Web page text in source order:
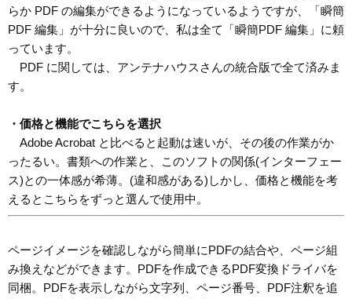
らか PDF の編集ができるようになっているようですが、「瞬簡
PDF 編集」が十分に良いので、私は全て「瞬簡PDF 編集」に頼
っています。
PDF に関しては、アンテナハウスさんの統合版で全て済みま
す。
・価格と機能でこちらを選択
Adobe Acrobat と比べると起動は速いが、その後の作業がか
ったるい。書類への作業と、このソフトの関係(インターフェー
ス)との一体感が希薄。(違和感がある)しかし、価格と機能を考
えるとこちらをずっと選んで使用中。
ページイメージを確認しながら簡単にPDFの結合や、ページ組
み換えなどができます。PDFを作成できるPDF変換ドライバを
同梱。PDFを表示しながら文字列、ページ番号、PDF注釈を追